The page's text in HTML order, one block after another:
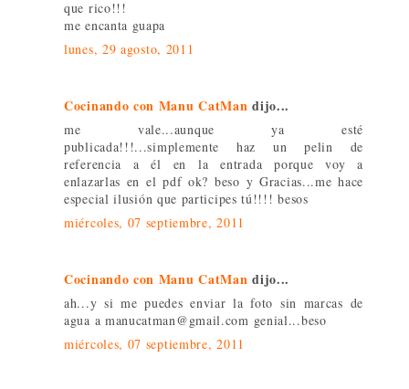
que rico!!!
me encanta guapa
lunes, 29 agosto, 2011
Cocinando con Manu CatMan dijo...
me vale...aunque ya esté
publicada!!!...simplemente haz un pelin de
referencia a él en la entrada porque voy a
enlazarlas en el pdf ok? beso y Gracias...me hace
especial ilusión que participes tú!!!! besos
miércoles, 07 septiembre, 2011
Cocinando con Manu CatMan dijo...
ah...y si me puedes enviar la foto sin marcas de
agua a manucatman@gmail.com genial...beso
miércoles, 07 septiembre, 2011